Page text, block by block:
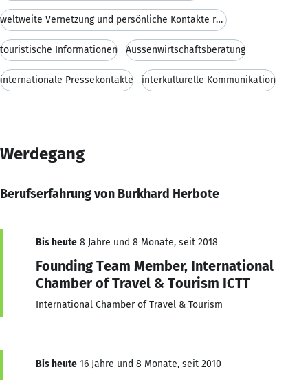
weltweite Vernetzung und persönliche Kontakte rund
touristische Informationen Aussenwirtschaftsberatung
internationale Pressekontakte interkulturelle Kommunikation
Werdegang
Berufserfahrung von Burkhard Herbote
Bis heute 8 Jahre und 8 Monate, seit 2018
Founding Team Member, International
Chamber of Travel & Tourism ICTT
International Chamber of Travel & Tourism
Bis heute 16 Jahre und 8 Monate, seit 2010